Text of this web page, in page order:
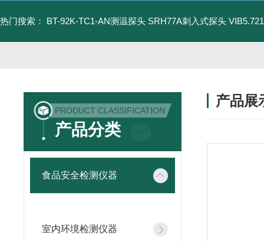
热门搜索： BT-92K-TC1-AN测温探头 SRH77A刺入式探头
PRODUCT CLASSIFICATION
产品分类
食品安全检测仪器
室内环境检测仪器
产品展